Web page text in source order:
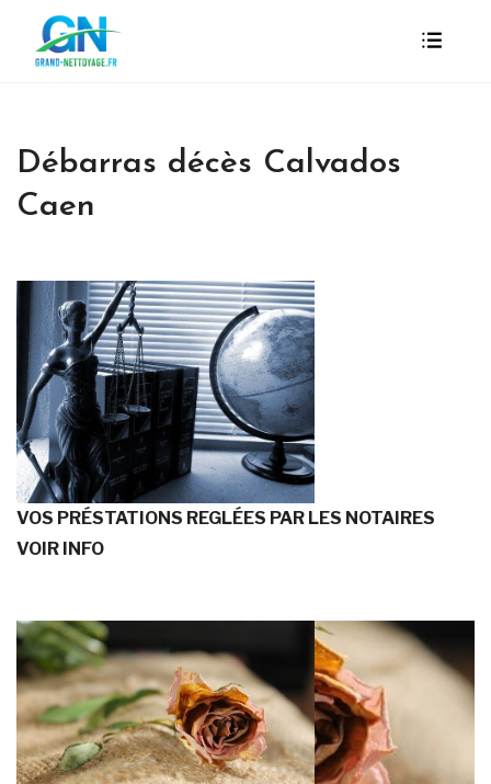
Débarras décès Calvados
Caen
VOS PRÉSTATIONS REGLÉES PAR LES NOTAIRES
VOIR INFO